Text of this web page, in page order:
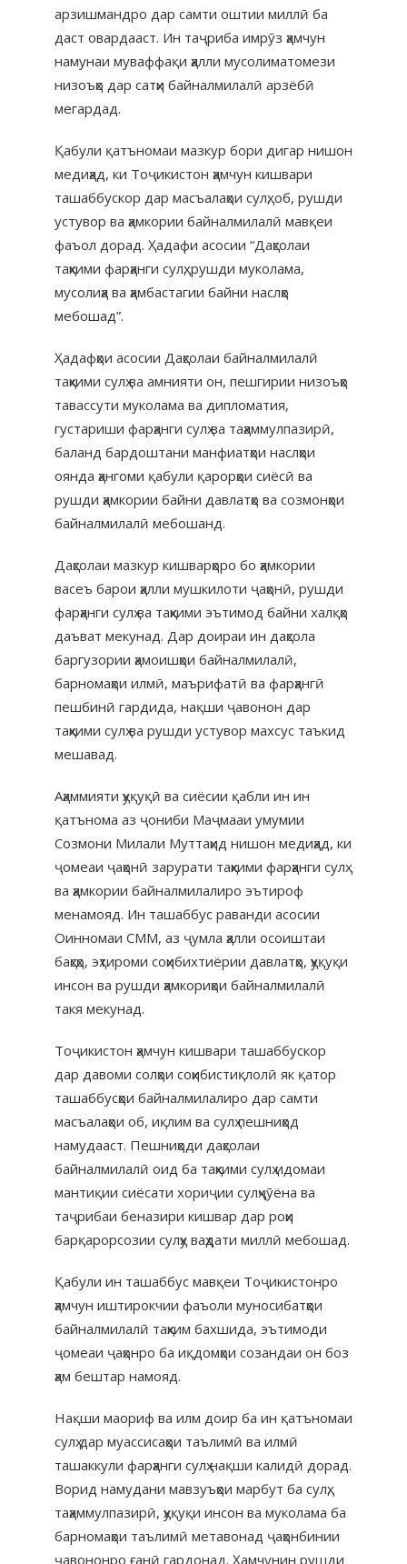
арзишмандро дар самти оштии миллӣ ба
даст овардааст. Ин таҷриба имрӯз ҳамчун
намунаи муваффақи ҳалли мусолиматомези
низоъҳо дар сатҳи байналмилалӣ арзёбӣ
мегардад.
​Қабули қатъномаи мазкур бори дигар нишон
медиҳад, ки Тоҷикистон ҳамчун кишвари
ташаббускор дар масъалаҳои сулҳ, об, рушди
устувор ва ҳамкории байналмилалӣ мавқеи
фаъол дорад. Ҳадафи асосии “Даҳсолаи
таҳкими фарҳанги сулҳ, рушди муколама,
мусолиҳа ва ҳамбастагии байни наслҳо
мебошад”.
Ҳадафҳои асосии Даҳсолаи байналмилалӣ
таҳкими сулҳ ва амнияти он, пешгирии низоъҳо
тавассути муколама ва дипломатия,
густариши фарҳанги сулҳ ва таҳаммулпазирӣ,
баланд бардоштани манфиатҳои наслҳои
оянда ҳангоми қабули қарорҳои сиёсӣ ва
рушди ҳамкории байни давлатҳо ва созмонҳои
байналмилалӣ мебошанд.
Даҳсолаи мазкур кишварҳоро бо ҳамкории
васеъ барои ҳалли мушкилоти ҷаҳонӣ, рушди
фарҳанги сулҳ ва таҳкими эътимод байни халқҳо
даъват мекунад. Дар доираи ин даҳсола
баргузории ҳамоишҳои байналмилалӣ,
барномаҳои илмӣ, маърифатӣ ва фарҳангӣ
пешбинӣ гардида, нақши ҷавонон дар
таҳкими сулҳ ва рушди устувор махсус таъкид
мешавад.
Аҳаммияти ҳуқуқӣ ва сиёсии қабли ин ин
қатънома аз ҷониби Маҷмааи умумии
Созмони Милали Муттаҳид нишон медиҳад, ки
ҷомеаи ҷаҳонӣ зарурати таҳкими фарҳанги сулҳ
ва ҳамкории байналмилалиро эътироф
менамояд. Ин ташаббус раванди асосии
Оинномаи СММ, аз ҷумла ҳалли осоиштаи
баҳсҳо, эҳтироми соҳибихтиёрии давлатҳо, ҳуқуқи
инсон ва рушди ҳамкориҳои байналмилалӣ
такя мекунад.
Тоҷикистон ҳамчун кишвари ташаббускор
дар давоми солҳои соҳибистиқлолӣ як қатор
ташаббусҳои байналмилалиро дар самти
масъалаҳои об, иқлим ва сулҳ пешниҳод
намудааст. Пешниҳоди даҳсолаи
байналмилалӣ оид ба таҳкими сулҳ идомаи
мантиқии сиёсати хориҷии сулҳҷӯёна ва
таҷрибаи беназири кишвар дар роҳи
барқарорсозии сулҳу ваҳдати миллӣ мебошад.
Қабули ин ташаббус мавқеи Тоҷикистонро
ҳамчун иштирокчии фаъоли муносибатҳои
байналмилалӣ таҳким бахшида, эътимоди
ҷомеаи ҷаҳонро ба иқдомҳои созандаи он боз
ҳам бештар намояд.
Нақши маориф ва илм доир ба ин қатъномаи
сулҳ дар муассисаҳои таълимӣ ва илмӣ
ташаккули фарҳанги сулҳ нақши калидӣ дорад.
Ворид намудани мавзуъҳои марбут ба сулҳ,
таҳаммулпазирӣ, ҳуқуқи инсон ва муколама ба
барномаҳои таълимӣ метавонад ҷаҳонбинии
ҷавононро ғанӣ гардонад. Ҳамчунин рушди